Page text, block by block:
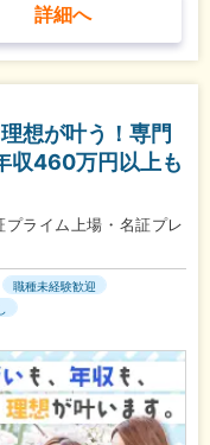
詳細へ
想が叶う！専門
収460万円以上も
ライム上場・名証プレ
職種未経験歓迎